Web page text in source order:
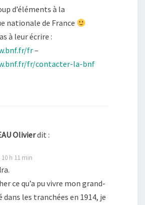
d’éléments à la
nationale de France
à leur écrire :
fr–
fr/contacter-la-bnf
Olivierdit :
h 11 min
ce qu’a pu vivre mon grand-
les tranchées en 1914, je